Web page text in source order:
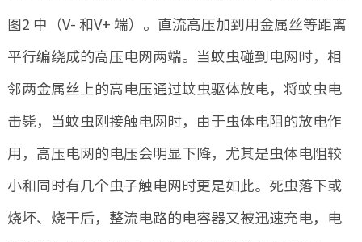
图2 中（V- 和V+ 端）。直流高压加到用金属丝等距离
平行编绕成的高压电网两端。当蚊虫碰到电网时，相
邻两金属丝上的高电压通过蚊虫驱体放电，将蚊虫电
击毙，当蚊虫刚接触电网时，由于虫体电阻的放电作
用，高压电网的电压会明显下降，尤其是虫体电阻较
小和同时有几个虫子触电网时更是如此。死虫落下或
烧坏、烧干后，整流电路的电容器又被迅速充电，电